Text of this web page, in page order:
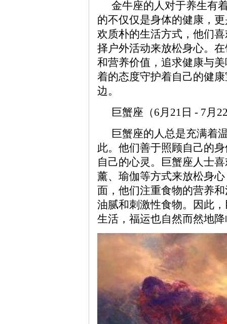
金牛座的人对于养生有
的不仅仅是身体的健康，
欢质朴的生活方式，他们
择户外活动来放松身心。
和营养价值，追求健康与
着的态度守护着自己的健
边。
巨蟹座（6月21日 - 7月
巨蟹座的人总是充满着
此。他们善于照顾自己的
自己的心灵。巨蟹座人士
薰、瑜伽等方式来放松身
面，他们注重食物的营养
油腻和刺激性食物。因此
生活，福运也自然而然地